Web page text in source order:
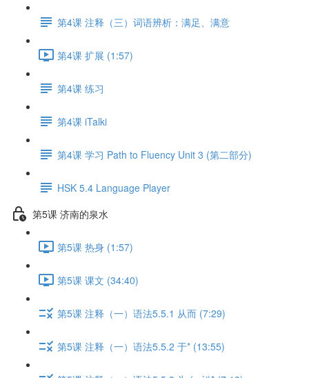
第4课 注释（三）词语辨析：满足、满意
第4课 扩展 (1:57)
第4课 练习
第4课 iTalki
第4课 学习 Path to Fluency Unit 3 (第二部分)
HSK 5.4 Language Player
第5课 济南的泉水
第5课 热身 (1:57)
第5课 课文 (34:40)
第5课 注释（一）语法5.5.1 从而 (7:29)
第5课 注释（一）语法5.5.2 于* (13:55)